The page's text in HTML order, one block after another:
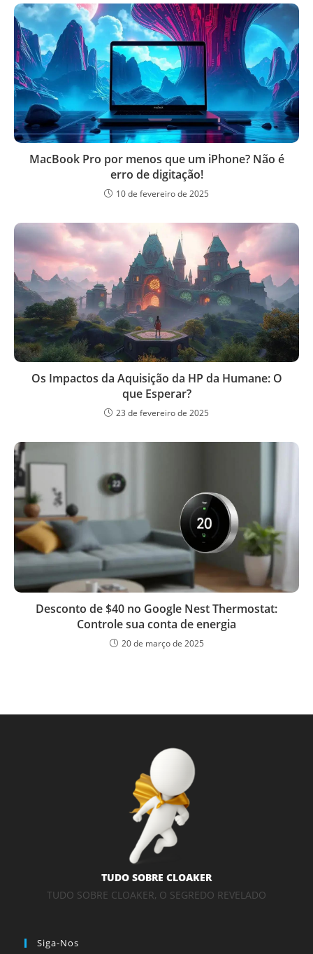
MacBook Pro por menos que um iPhone? Não é
erro de digitação!
10 de fevereiro de 2025
Os Impactos da Aquisição da HP da Humane: O
que Esperar?
23 de fevereiro de 2025
Desconto de $40 no Google Nest Thermostat:
Controle sua conta de energia
20 de março de 2025
TUDO SOBRE CLOAKER
TUDO SOBRE CLOAKER, O SEGREDO REVELADO
Siga-Nos